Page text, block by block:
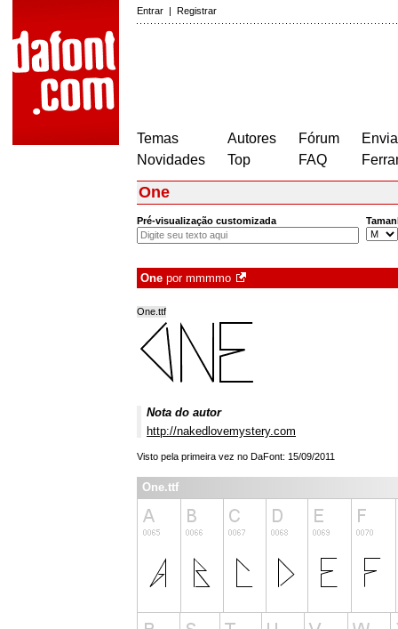
Entrar | Registrar
Temas
Novidades
Autores
Top
Fórum
FAQ
One
Pré-visualização customizada
One por mmmmo
One.ttf
Nota do autor
http://nakedlovemystery.com
Visto pela primeira vez no DaFont: 15/09/2011
One.ttf